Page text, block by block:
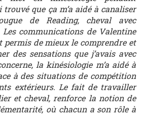
trouvé que ça m’a aidé à canaliser
de Reading, cheval avec
Les communications de Valentine
permis de mieux le comprendre et
des sensations que j’avais avec
la kinésiologie m’a aidé à
à des situations de compétition
extérieurs. Le fait de travailler
et cheval, renforce la notion de
où chacun a son rôle à